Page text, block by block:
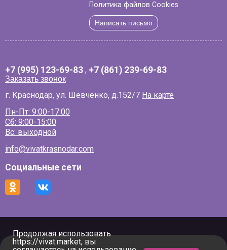
Продолжая использовать
https://vivat.market, вы
Политика файлов Cookies
Написать письмо
+7 (995) 123-69-83 , +7 (861) 239-69-83
Заказать звонок
г. Краснодар, ул. Шевченко, д.152/7 На карте
Пн-Пт: 9:00-17:00
Сб: 9:00-15:00
Вс: выходной
info@vivatkrasnodar.com
Социальные сети